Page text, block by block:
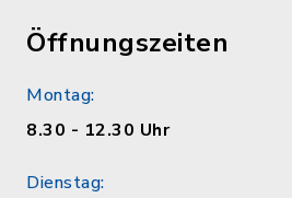
Öffnungszeiten
Montag:
8.30 - 12.30 Uhr
Dienstag: